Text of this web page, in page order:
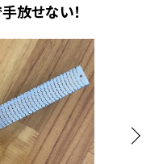
放せない！